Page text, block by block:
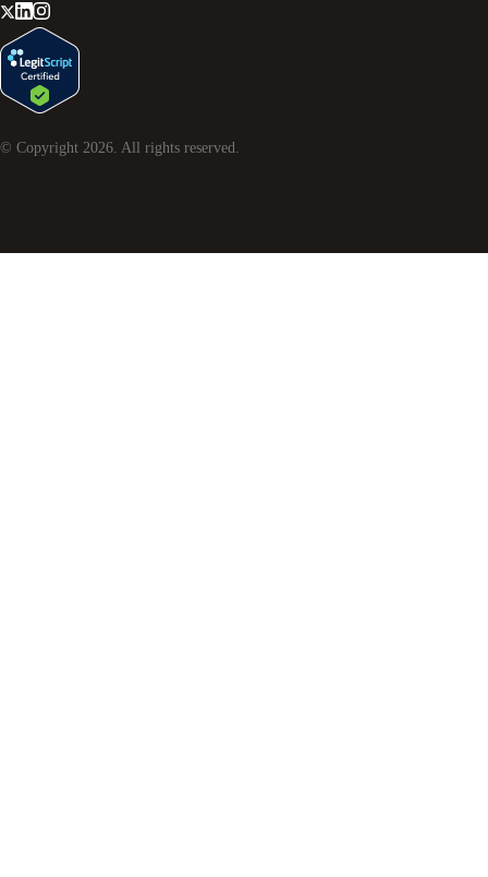
© Copyright 2026. All rights reserved.